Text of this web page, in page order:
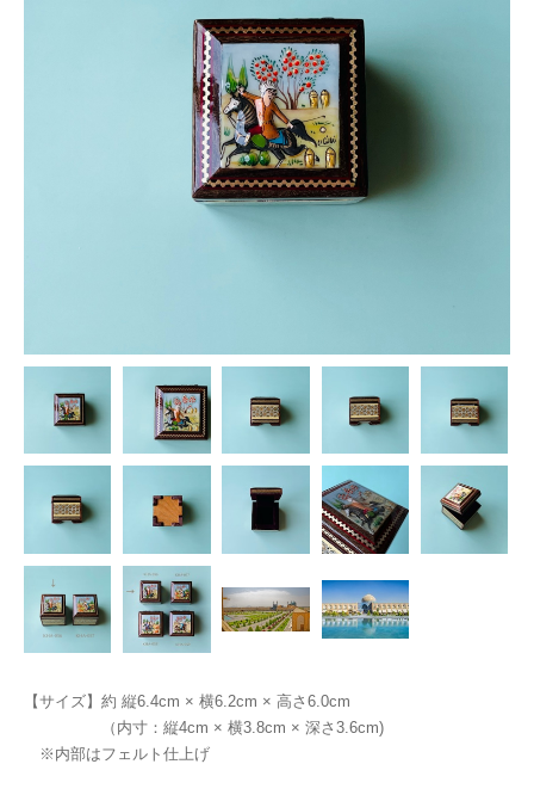
【サイズ】約 縦6.4cm × 横6.2cm × 高さ6.0cm
（内寸：縦4cm × 横3.8cm × 深さ3.6cm)
※内部はフェルト仕上げ